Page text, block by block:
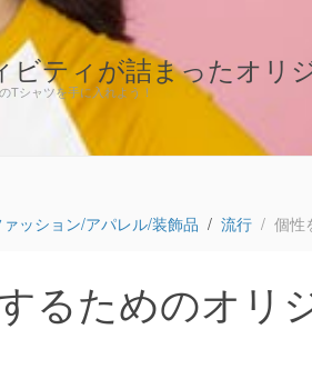
ビティが詰まったオリ
Tシャツを手に入れよう！
ァッション/アパレル/装飾品 流行 個性
るためのオリ